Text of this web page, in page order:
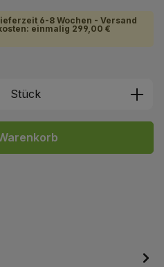
6-8 Wochen - Versand
einmalig 299,00 €
den
Stück